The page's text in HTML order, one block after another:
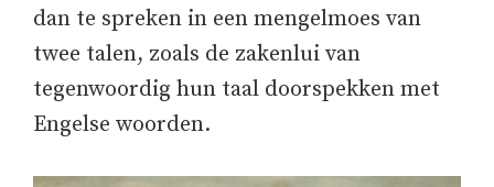
dan te spreken in een mengelmoes van
twee talen, zoals de zakenlui van
tegenwoordig hun taal doorspekken met
Engelse woorden.